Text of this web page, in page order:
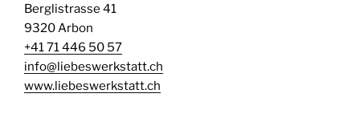
Berglistrasse 41
9320 Arbon
+41 71 446 50 57
info@liebeswerkstatt.ch
www.liebeswerkstatt.ch